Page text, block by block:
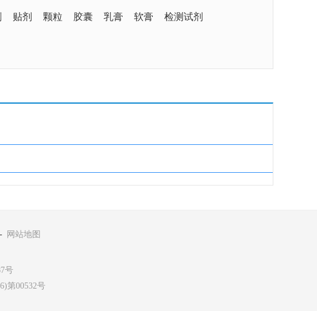
贴剂 颗粒 胶囊 乳膏 软膏 检测试剂
- 网站地图
号
第00532号